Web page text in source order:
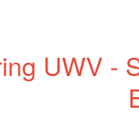
UWV -